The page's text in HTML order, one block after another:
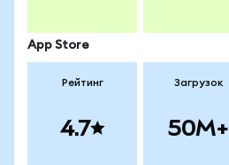
App Store
Рейтинг
4.7
Загрузок
50M+